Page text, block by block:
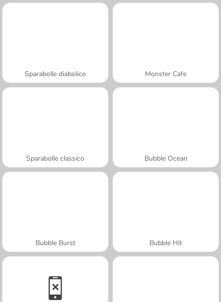
Sparabolle diabolico Monster Cafe
Sparabolle classico Bubble Ocean
Bubble Burst Bubble Hit